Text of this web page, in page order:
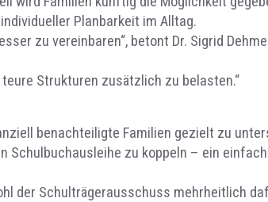
Planbarkeit im Alltag.
zu vereinbaren“, betont Dr. Sigrid
Strukturen zusätzlich zu belasten.“
benachteiligte Familien gezielt zu
Schulbuchausleihe zu koppeln – ein
der Schulträgerausschuss mehrheitlich